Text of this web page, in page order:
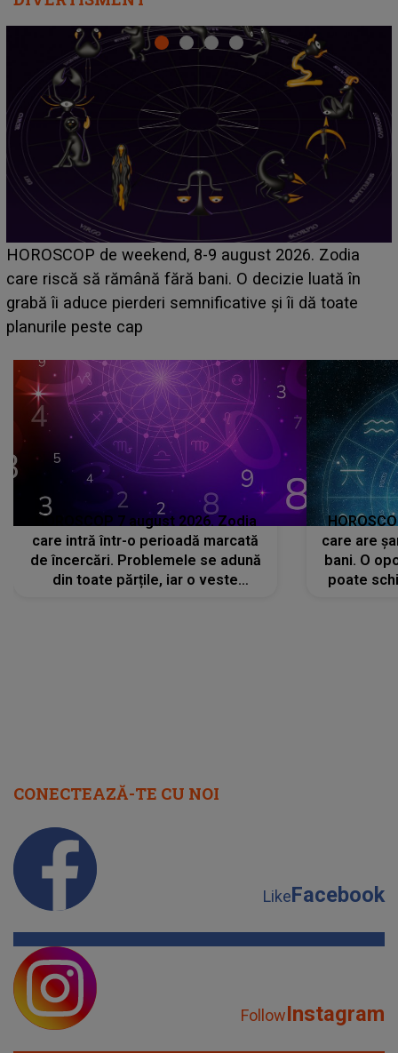
Emanuel a ținut ACEST DETALIU ASCUNS până
acum! În fața Alexandrei, concurentul din Casa Iubirii
face o MĂRTURISIRE NEAȘTEPTATĂ despre mama
sa: "I-am spus și ei în față, eu nu te iubesc pentru
HOROSCOP 7 august 2026. Zodia
care intră într-o perioadă marcată
de încercări. Problemele se adună
din toate părțile, iar o veste
care are
bani. O
poate
CONECTEAZĂ-TE CU NOI
LikeFacebook
FollowInstagram